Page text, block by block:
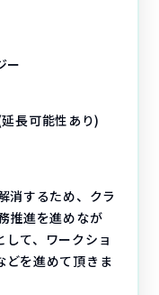
ー
長可能性あり)
消するため、クラ
推進を進めなが
て、ワークショ
どを進めて頂きま